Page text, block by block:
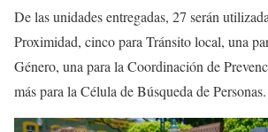
De las unidades entregadas, 27 serán
Proximidad, cinco para Tránsito local, una
Género, una para la Coordinación de
más para la Célula de Búsqueda de Personas.